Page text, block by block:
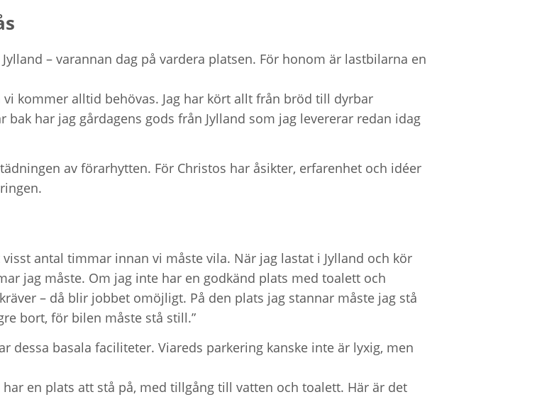
– varannan dag på vardera platsen. För honom är lastbilarna en
kommer alltid behövas. Jag har kört allt från bröd till dyrbar
har jag gårdagens gods från Jylland som jag levererar redan idag
av förarhytten. För Christos har åsikter, erfarenhet och idéer
antal timmar innan vi måste vila. När jag lastat i Jylland och kör
jag måste. Om jag inte har en godkänd plats med toalett och
– då blir jobbet omöjligt. På den plats jag stannar måste jag stå
bort, för bilen måste stå still.”
dessa basala faciliteter. Viareds parkering kanske inte är lyxig, men
en plats att stå på, med tillgång till vatten och toalett. Här är det